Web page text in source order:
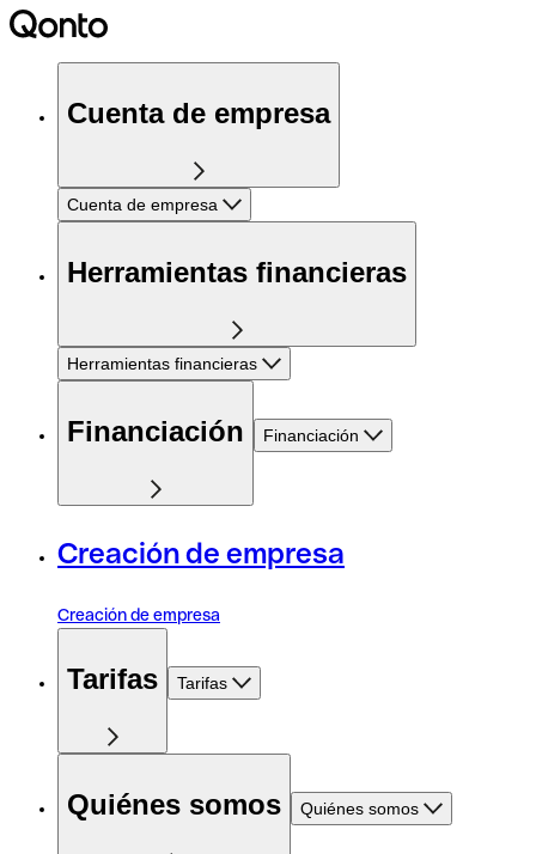
Cuenta de empresa
Cuenta de empresa
Herramientas financieras
Herramientas financieras
Financiación Financiación
Creación de empresa
Creación de empresa
Tarifas Tarifas
Quiénes somos Quiénes somos